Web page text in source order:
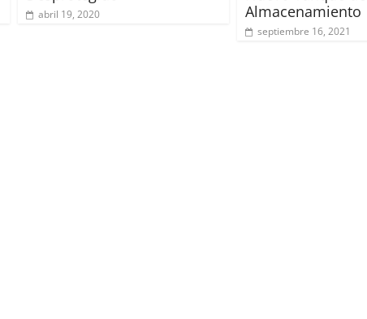
abril 19, 2020
Almacenamiento
septiembre 16, 2021